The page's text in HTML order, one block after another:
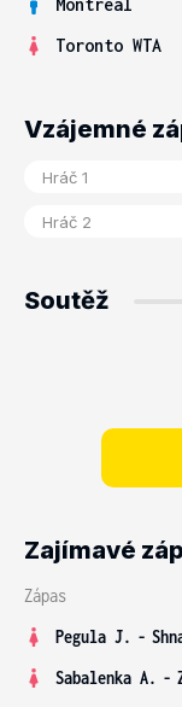
Montreal
Toronto WTA
Vzájemné
Soutěž
Zajímavé
Zápas
Pegula J. -
Sabalenka A. -